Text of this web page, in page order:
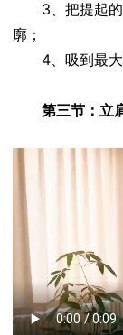
3、把提起
廓；
4、吸到最
第三节：立